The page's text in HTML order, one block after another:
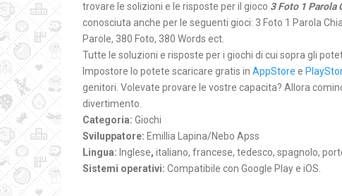
trovare le solizioni e le risposte per il gioco 3 Foto 1 Parola
conosciuta anche per le seguenti gioci: 3 Foto 1 Parola
Parole, 380 Foto, 380 Words ect.
Tutte le soluzioni e risposte per i giochi di cui sopra gli
Impostore lo potete scaricare gratis in AppStore e
genitori. Volevate provare le vostre capacita? Allora
divertimento.
Categoria: Giochi
Sviluppatore: Emillia Lapina/Nebo Apss
Lingua: Inglese, italiano, francese, tedesco, spagnolo,
Sistemi operativi: Compatibile con Google Play e iOS.